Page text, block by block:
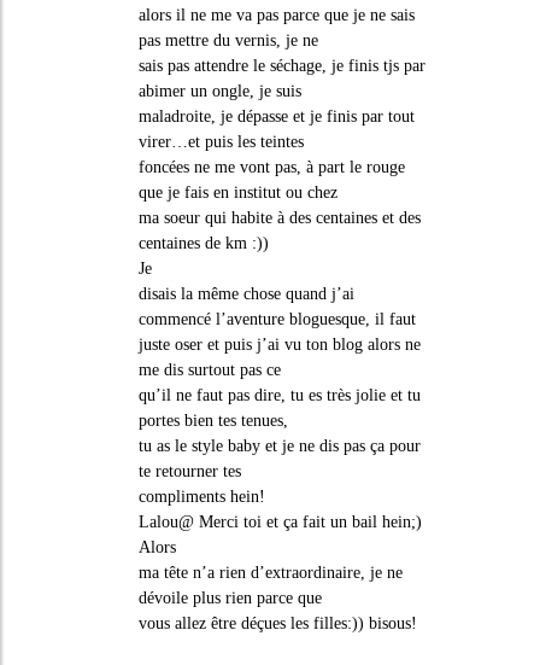
alors il ne me va pas parce que je ne sais
pas mettre du vernis, je ne
sais pas attendre le séchage, je finis tjs par
abimer un ongle, je suis
maladroite, je dépasse et je finis par tout
virer…et puis les teintes
foncées ne me vont pas, à part le rouge
que je fais en institut ou chez
ma soeur qui habite à des centaines et des
centaines de km :))
Je
disais la même chose quand j’ai
commencé l’aventure bloguesque, il faut
juste oser et puis j’ai vu ton blog alors ne
me dis surtout pas ce
qu’il ne faut pas dire, tu es très jolie et tu
portes bien tes tenues,
tu as le style baby et je ne dis pas ça pour
te retourner tes
compliments hein!
Lalou@ Merci toi et ça fait un bail hein;)
Alors
ma tête n’a rien d’extraordinaire, je ne
dévoile plus rien parce que
vous allez être déçues les filles:)) bisous!